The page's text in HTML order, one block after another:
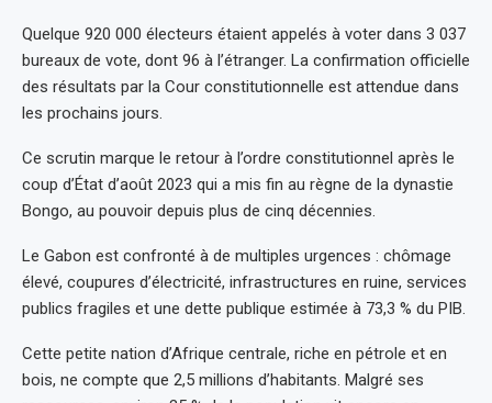
Quelque 920 000 électeurs étaient appelés à voter dans 3 037
bureaux de vote, dont 96 à l’étranger. La confirmation officielle
des résultats par la Cour constitutionnelle est attendue dans
les prochains jours.
Ce scrutin marque le retour à l’ordre constitutionnel après le
coup d’État d’août 2023 qui a mis fin au règne de la dynastie
Bongo, au pouvoir depuis plus de cinq décennies.
Le Gabon est confronté à de multiples urgences : chômage
élevé, coupures d’électricité, infrastructures en ruine, services
publics fragiles et une dette publique estimée à 73,3 % du PIB.
Cette petite nation d’Afrique centrale, riche en pétrole et en
bois, ne compte que 2,5 millions d’habitants. Malgré ses